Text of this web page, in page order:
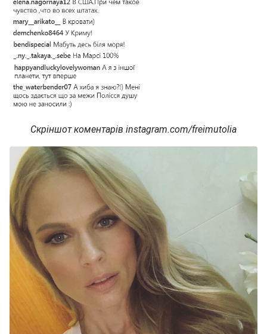
Скріншот коментарів instagram.com/freimutolia